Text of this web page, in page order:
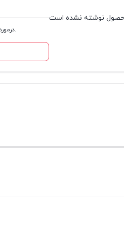
درمورد این محصول دیدگاه درج کنید.